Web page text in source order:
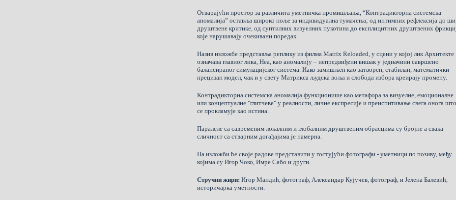
Отварајући простор за различита уметничка промишљања, “Контрадикторна системска
аномалија” оставља широко поље за индивидуална тумачења; од интимних рефлексија до
друштвене критике, од суптилних визуелних пукотина до експлицитних друштвених
које нарушавају очекивани поредак.
Назив изложбе представља реплику из филма Matrix Reloaded, у сцени у којој лик Архитекте
означава главног лика, Неа, као аномалију – непредвиђени вишак у једначини савршено
балансираног симулацијског система. Иако замишљен као затворен, стабилан, математички
прецизан модел, чак и у свету Матрикса људска воља и слобода избора креирају промену.
Контрадикторна системска аномалија функционише као метафора за визуелне, емоционалне
или концептуалне "глитчеве" у реалности, личне експресије и преиспитивање свега онога што
се прокламује као истина.
Паралеле са савременим локалним и глобалним друштвеним обрасцима су бројне а свака
сличност са стварним догађајима је намерна.
На изложби ће своје радове представити у гостујући фотографи - уметници по позиву, међу
којима су Игор Чоко, Имре Сабо и други.
Стручни жири: Игор Мандић, фотограф, Александар Кујучев, фотограф, и Јелена Балевић,
историчарка уметности.